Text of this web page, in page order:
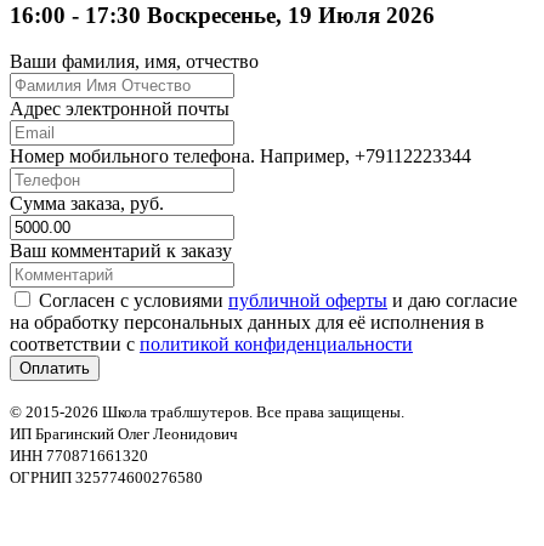
16:00 - 17:30 Воскресенье, 19 Июля 2026
Ваши фамилия, имя, отчество
Адрес электронной почты
Номер мобильного телефона. Например, +79112223344
Сумма заказа, руб.
Ваш комментарий к заказу
Согласен с условиями публичной оферты и даю согласие
на обработку персональных данных для её исполнения в
соответствии с политикой конфиденциальности
© 2015-2026 Школа траблшутеров. Все права защищены.
ИП Брагинский Олег Леонидович
ИНН 770871661320
ОГРНИП 325774600276580